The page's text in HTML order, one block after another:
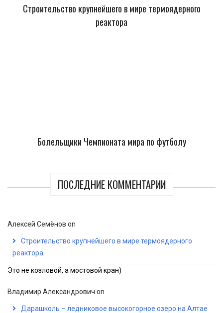
Строительство крупнейшего в мире термоядерного
реактора
Болельщики Чемпионата мира по футболу
ПОСЛЕДНИЕ КОММЕНТАРИИ
Алексей Семёнов on
Строительство крупнейшего в мире термоядерного
реактора
Это не козловой, а мостовой кран)
Владимир Александрович on
Дарашколь – ледниковое высокогорное озеро на Алтае